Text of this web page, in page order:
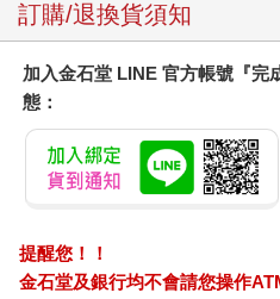
訂購/退換貨須知
加入金石堂 LINE 官方帳號『完
態：
提醒您！！
金石堂及銀行均不會請您操作